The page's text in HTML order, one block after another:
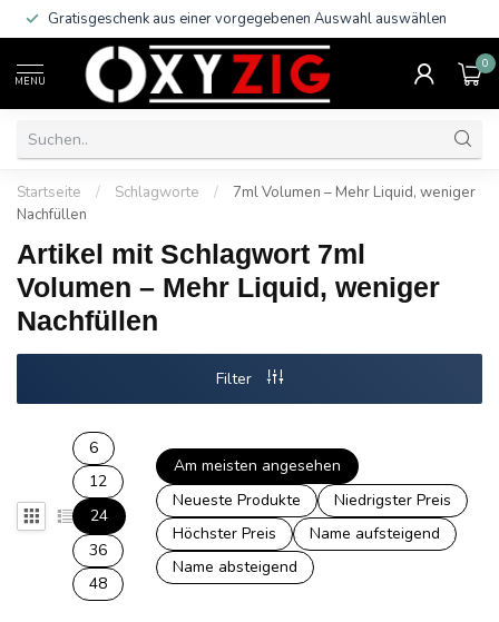
Gratisgeschenk aus einer vorgegebenen Auswahl auswählen
MENU
0
Startseite / Schlagworte /
7ml Volumen – Mehr Liquid, weniger
Nachfüllen
Artikel mit Schlagwort 7ml
Volumen – Mehr Liquid, weniger
Nachfüllen
Filter
6
12
24
36
48
Am meisten angesehen
Neueste Produkte
Niedrigster Preis
Höchster Preis
Name aufsteigend
Name absteigend